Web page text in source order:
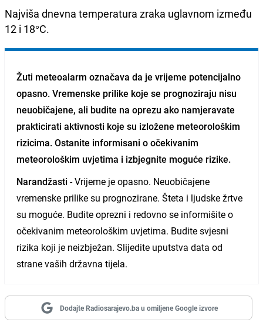
Najviša dnevna temperatura zraka uglavnom između
12 i 18°C.
Žuti meteoalarm označava da je vrijeme potencijalno
opasno. Vremenske prilike koje se prognoziraju nisu
neuobičajene, ali budite na oprezu ako namjeravate
prakticirati aktivnosti koje su izložene meteorološkim
rizicima. Ostanite informisani o očekivanim
meteorološkim uvjetima i izbjegnite moguće rizike.
Narandžasti - Vrijeme je opasno. Neuobičajene
vremenske prilike su prognozirane. Šteta i ljudske žrtve
su moguće. Budite oprezni i redovno se informišite o
očekivanim meteorološkim uvjetima. Budite svjesni
rizika koji je neizbježan. Slijedite uputstva data od
strane vaših državna tijela.
Dodajte Radiosarajevo.ba u omiljene Google izvore